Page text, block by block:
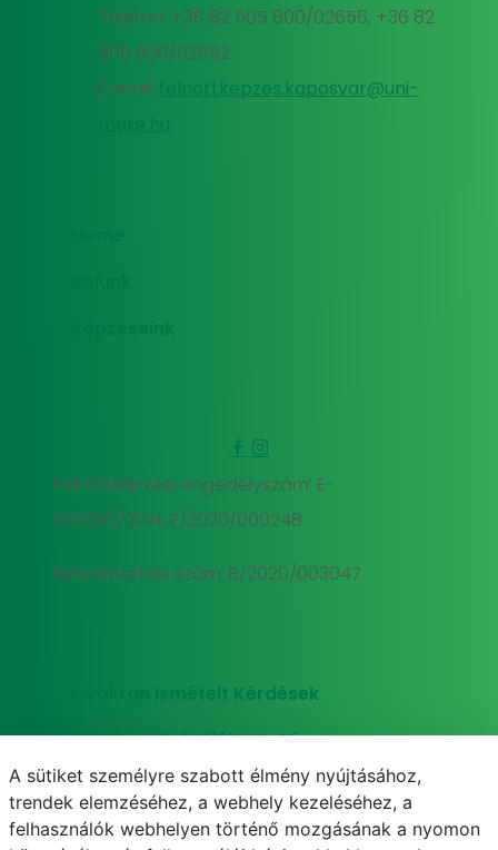
Telefon: +36 82 505 800/02656, +36 82
505 800/02652
E-mail:
felnottkepzes.kaposvar@uni-
Felnőttképzési engedélyszám: E-
000293/2014, E/2020/000248
Nyilvántartási szám: B/2020/003047
Gyakran Ismételt Kérdések
Adatkezelési tájékoztató
Süti (cookie) tájékoztató
A sütiket személyre szabott élmény nyújtásához,
trendek elemzéséhez, a webhely kezeléséhez, a
felhasználók webhelyen történő mozgásának a nyomon